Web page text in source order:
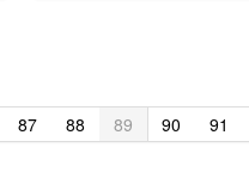
87 88 89 90 91